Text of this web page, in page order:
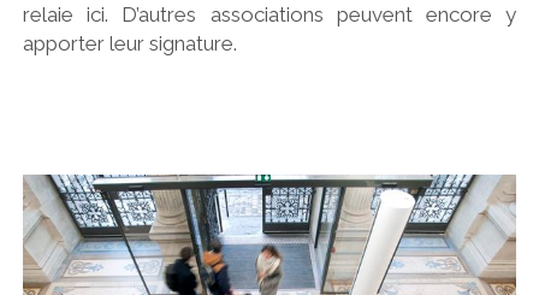
relaie ici. D’autres associations peuvent encore y
apporter leur signature.